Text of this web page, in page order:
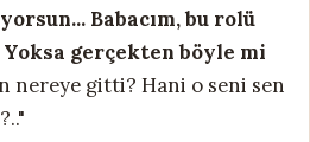
Babacım, bu rolü
gerçekten böyle mi
nereye gitti? Hani o seni sen